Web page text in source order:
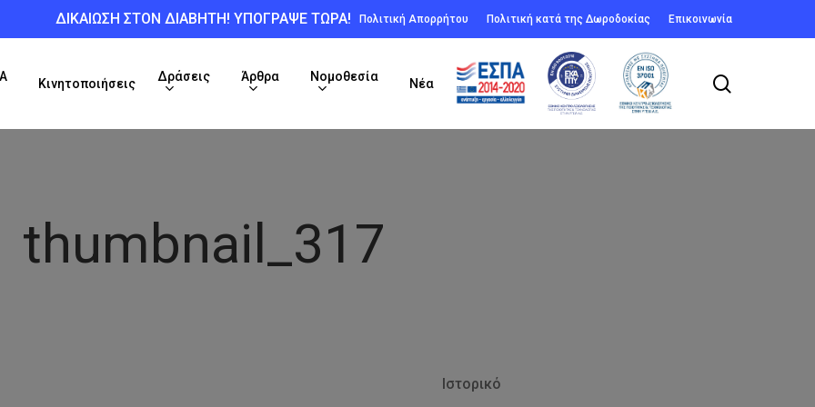
ΔΙΚΑΙΩΣΗ ΣΤΟΝ ΔΙΑΒΗΤΗ! ΥΠΟΓΡΑΨΕ ΤΩΡΑ! Πολιτική Απορρήτου Πολιτική κατά της Δωροδοκίας Επικοινωνία
Κινητοποιήσεις
Δράσεις Άρθρα Νομοθεσία
Νέα
thumbnail_317
Ιστορικό